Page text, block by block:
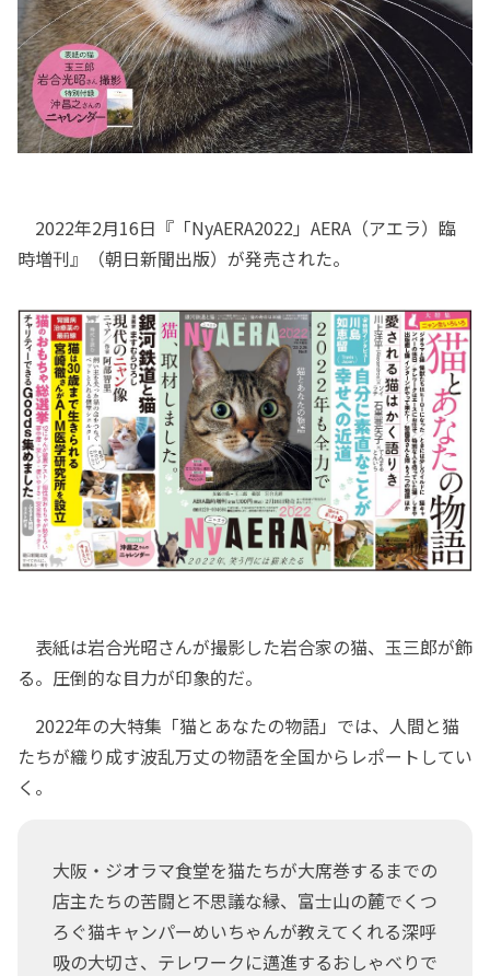
2022年2月16日『「NyAERA2022」AERA（アエラ）臨
時増刊』（朝日新聞出版）が発売された。
表紙は岩合光昭さんが撮影した岩合家の猫、玉三郎が飾
る。圧倒的な目力が印象的だ。
2022年の大特集「猫とあなたの物語」では、人間と猫
たちが織り成す波乱万丈の物語を全国からレポートしてい
く。
大阪・ジオラマ食堂を猫たちが大席巻するまでの
店主たちの苦闘と不思議な縁、富士山の麓でくつ
ろぐ猫キャンパーめいちゃんが教えてくれる深呼
吸の大切さ、テレワークに邁進するおしゃべりで